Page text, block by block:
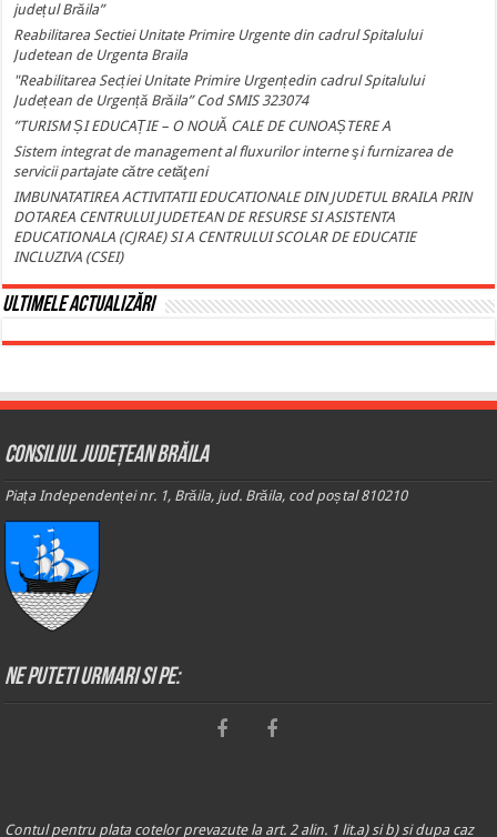
județul Brăila”
Reabilitarea Sectiei Unitate Primire Urgente din cadrul Spitalului
Judetean de Urgenta Braila
"Reabilitarea Secției Unitate Primire Urgențedin cadrul Spitalului
Județean de Urgență Brăila” Cod SMIS 323074
”TURISM ȘI EDUCAȚIE – O NOUĂ CALE DE CUNOAȘTERE A
Sistem integrat de management al fluxurilor interne şi furnizarea de
servicii partajate către cetăţeni
IMBUNATATIREA ACTIVITATII EDUCATIONALE DIN JUDETUL BRAILA PRIN
DOTAREA CENTRULUI JUDETEAN DE RESURSE SI ASISTENTA
EDUCATIONALA (CJRAE) SI A CENTRULUI SCOLAR DE EDUCATIE
INCLUZIVA (CSEI)
Ultimele actualizări
Consiliul Județean Brăila
Piața Independenței nr. 1, Brăila, jud. Brăila, cod poștal 810210
Ne puteti urmari si pe:
Contul pentru plata cotelor prevazute la art. 2 alin. 1 lit.a) si b) si dupa caz